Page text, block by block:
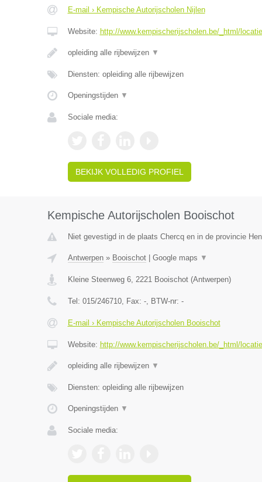
E-mail › Kempische Autorijscholen Nijlen
Website: http://www.kempischerijscholen.be/_html/
opleiding alle rijbewijzen ▼
Diensten: opleiding alle rijbewijzen
Openingstijden ▼
Sociale media:
BEKIJK VOLLEDIG PROFIEL
Kempische Autorijscholen Booischot
Niet gevestigd in de plaats Chercq en in de provincie
Antwerpen» Booischot| Google maps ▼
Kleine Steenweg 6, 2221 Booischot(Antwerpen)
Tel: 015/246710, Fax: -, BTW-nr: -
E-mail › Kempische Autorijscholen Booischot
Website: http://www.kempischerijscholen.be/_html/
opleiding alle rijbewijzen ▼
Diensten: opleiding alle rijbewijzen
Openingstijden ▼
Sociale media: